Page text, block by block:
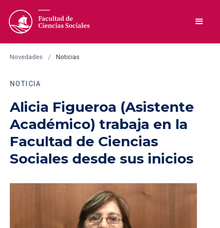
Novedades / Noticias
NOTICIA
Alicia Figueroa (Asistente
Académico) trabaja en la
Facultad de Ciencias
Sociales desde sus inicios